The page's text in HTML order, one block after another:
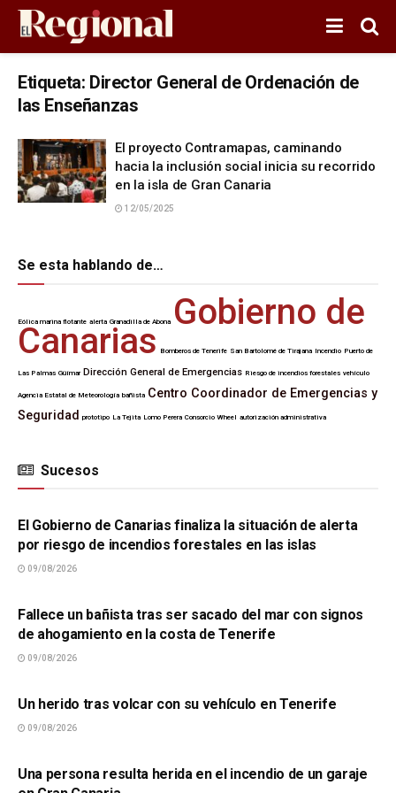
Etiqueta: Director General de Ordenación de
las Enseñanzas
El proyecto Contramapas, caminando
hacia la inclusión social inicia su recorrido
en la isla de Gran Canaria
12/05/2025
Se esta hablando de…
Eólica marina flotante alerta Granadilla de Abona Gobierno de
Canarias Bomberos de Tenerife San Bartolomé de Tirajana Incendio Puerto de
Las Palmas Güímar Dirección General de Emergencias Riesgo de incendios forestales vehículo
Agencia Estatal de Meteorología bañista Centro Coordinador de Emergencias y
Seguridad prototipo La Tejita Lomo Perera Consorcio Wheel autorización administrativa
Sucesos
SUCESOS
El Gobierno de Canarias finaliza la situación de alerta
por riesgo de incendios forestales en las islas
09/08/2026
Fallece un bañista tras ser sacado del mar con signos
de ahogamiento en la costa de Tenerife
09/08/2026
Un herido tras volcar con su vehículo en Tenerife
09/08/2026
Una persona resulta herida en el incendio de un garaje